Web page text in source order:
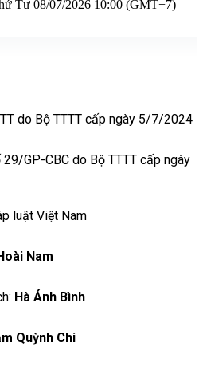
Tư 08/07/2026 10:00 (GMT+7)
do Bộ TTTT cấp ngày 5/7/2024
GP-CBC do Bộ TTTT cấp ngày
luật Việt Nam
Nam
Hà Ánh Bình
Quỳnh Chi